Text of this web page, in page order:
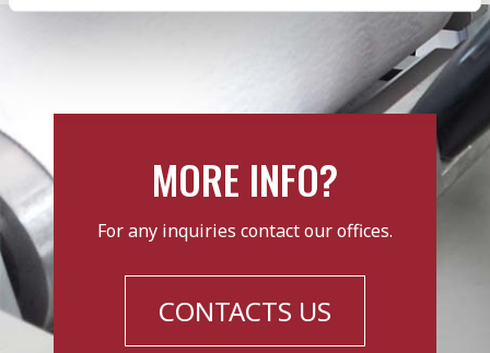
MORE INFO?
For any inquiries contact our offices.
CONTACTS US